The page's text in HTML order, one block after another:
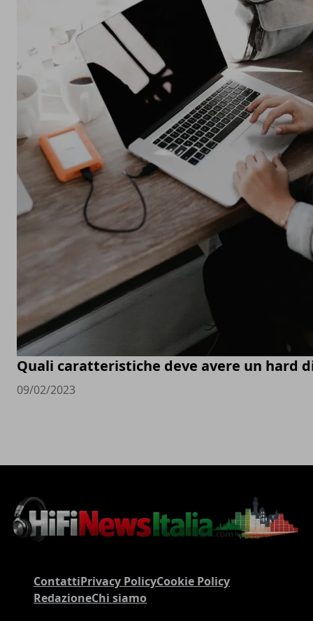
Quali caratteristiche deve avere un hard
09/02/2023
ContattiPrivacy PolicyCookie Policy
RedazioneChi siamo